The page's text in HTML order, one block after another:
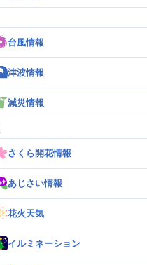
台風情報
津波情報
減災情報
さくら開花情報
あじさい情報
花火天気
イルミネーション